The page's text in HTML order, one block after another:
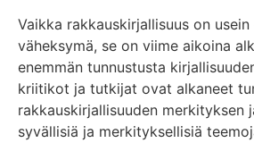
Vaikka rakkauskirjallisuus on
väheksymä, se on viime aikoina
enemmän tunnustusta
kriitikot ja tutkijat ovat alkaneet
rakkauskirjallisuuden merkityksen
syvällisiä ja merkityksellisiä